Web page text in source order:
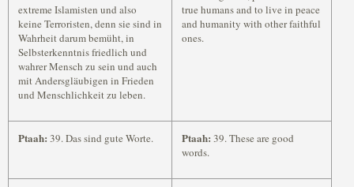
extreme Islamisten und also
keine Terroristen, denn sie sind in
Wahrheit darum bemüht, in
Selbsterkenntnis friedlich und
wahrer Mensch zu sein und auch
mit Andersgläubigen in Frieden
und Menschlichkeit zu leben.
true humans and to live in peace
and humanity with other faithful
ones.
Ptaah: 39. Das sind gute Worte. Ptaah: 39. These are good
words.